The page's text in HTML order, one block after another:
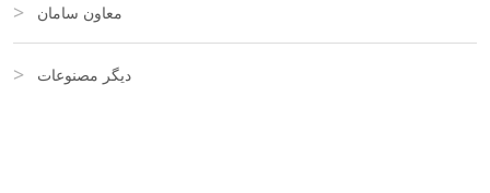
معاون سامان
دیگر مصنوعات